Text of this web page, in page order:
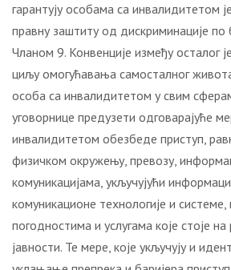
гарантују особама са инвалидитетом
правну заштиту од дискриминације по
Чланом 9. Конвенције између осталог
циљу омогућавања самосталног
особа са инвалидитетом у свим
уговорнице предузети одговарајуће
инвалидитетом обезбеде приступ,
физичком окружењу, превозу,
комуникацијама, укључујући
комуникационе технологије и системе,
погодностима и услугама које стоје
јавности. Те мере, које укључују и